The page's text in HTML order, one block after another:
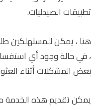
تطبيقات الصيدليات.
هنا ، يمكن
، في حالة وجود أي
بعض المشكلات أثناء
يمكن تقديم هذه الخدمة